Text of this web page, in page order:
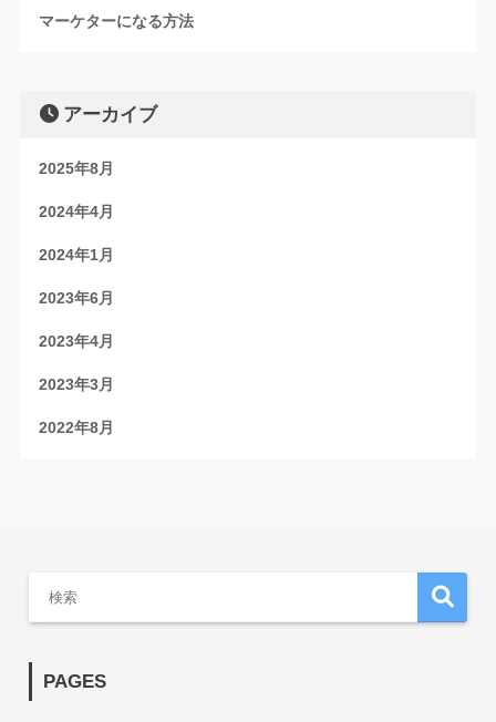
マーケターになる方法
アーカイブ
2025年8月
2024年4月
2024年1月
2023年6月
2023年4月
2023年3月
2022年8月
PAGES